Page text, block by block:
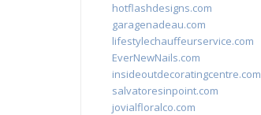
hotflashdesigns.com
garagenadeau.com
lifestylechauffeurservice.com
EverNewNails.com
insideoutdecoratingcentre.com
salvatoresinpoint.com
jovialfloralco.com